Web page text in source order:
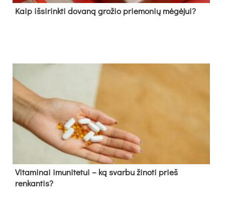
Kaip išsirinkti dovaną grožio priemonių mėgėjui?
Vitaminai imunitetui – ką svarbu žinoti prieš
renkantis?